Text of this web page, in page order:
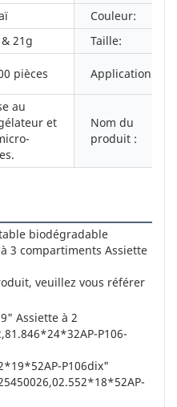
Couleur:
21g Taille:
pièces Application:
au
et
Nom du
produit :
biodégradable
3 compartiments Assiette
veuillez vous référer
Assiette à 2
P106-
P106dix"